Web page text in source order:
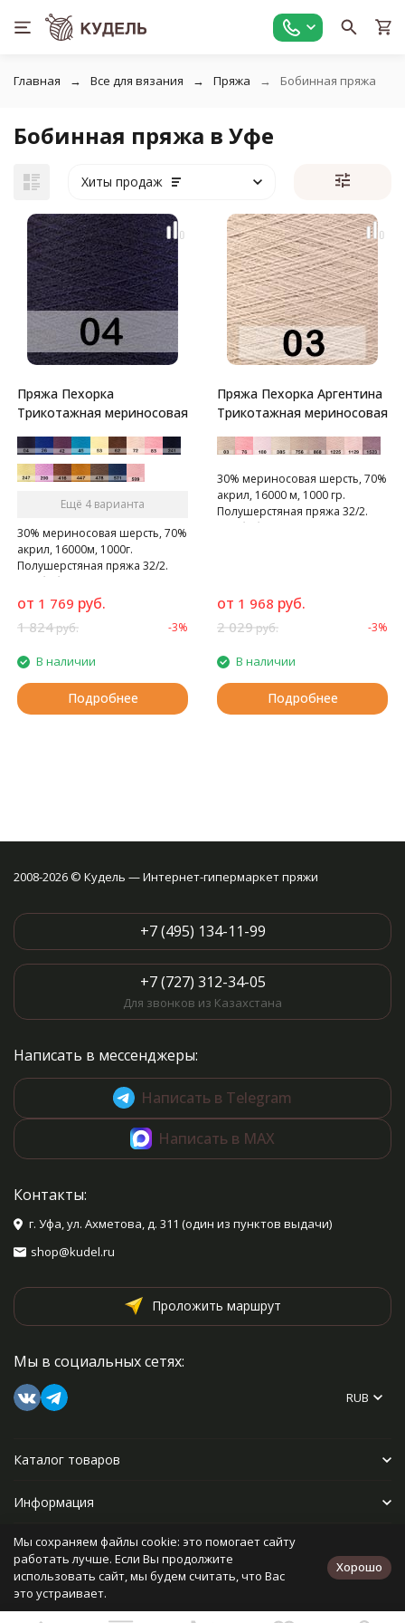
Главная Все для вязания Пряжа Бобинная пряжа
Бобинная пряжа в Уфе
Хиты продаж
Пряжа Пехорка
Трикотажная мериносовая
Ещё 4 варианта
30% мериносовая шерсть, 70%
акрил, 16000м, 1000г.
Полушерстяная пряжа 32/2.
Вес бобины от 800 до 1200 гр.
от 1 769 руб.
1 824руб. -3%
В наличии
Подробнее
Пряжа Пехорка Аргентина
Трикотажная мериносовая
30% мериносовая шерсть, 70%
акрил, 16000 м, 1000 гр.
Полушерстяная пряжа 32/2.
Вес бобины от 800 до 1200 гр.
от 1 968 руб.
2 029руб. -3%
В наличии
Подробнее
2008-2026 © Кудель — Интернет-гипермаркет пряжи
+7 (495) 134-11-99
+7 (727) 312-34-05
Для звонков из Казахстана
Написать в мессенджеры:
Написать в Telegram
Написать в MAX
Контакты:
г. Уфа, ул. Ахметова, д. 311 (один из пунктов выдачи)
shop@kudel.ru
Проложить маршрут
Мы в социальных сетях:
RUB
Каталог товаров
Информация
Прочее
Политика персональных данных
Мы сохраняем файлы cookie: это помогает сайту
работать лучше. Если Вы продолжите
использовать сайт, мы будем считать, что Вас
это устраивает.
Хорошо